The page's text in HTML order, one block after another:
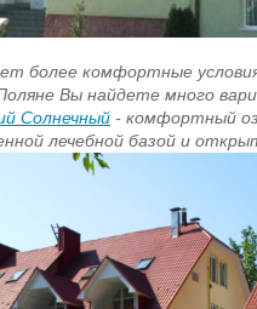
более комфортные
Вы найдете много
Солнечный - комфортный
лечебной базой и